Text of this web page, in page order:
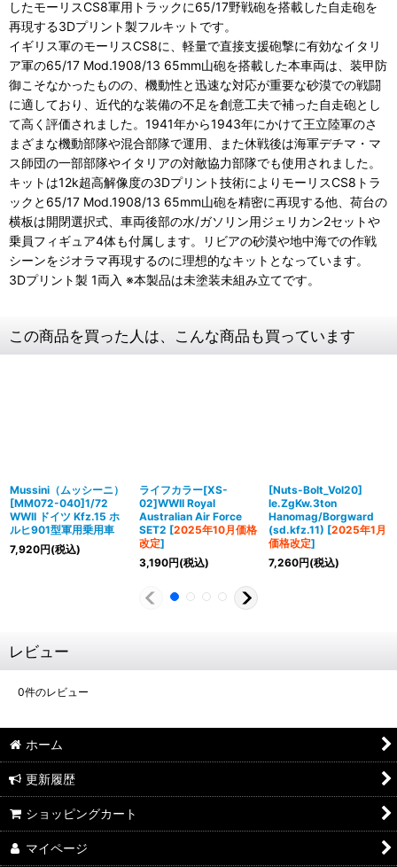
したモーリスCS8軍用トラックに65/17野戦砲を搭載した自走砲を
再現する3Dプリント製フルキットです。
イギリス軍のモーリスCS8に、軽量で直接支援砲撃に有効なイタリ
ア軍の65/17 Mod.1908/13 65mm山砲を搭載した本車両は、装甲防
御こそなかったものの、機動性と迅速な対応が重要な砂漠での戦闘
に適しており、近代的な装備の不足を創意工夫で補った自走砲とし
て高く評価されました。1941年から1943年にかけて王立陸軍のさ
まざまな機動部隊や混合部隊で運用、また休戦後は海軍デチマ・マ
ス師団の一部部隊やイタリアの対敵協力部隊でも使用されました。
キットは12k超高解像度の3Dプリント技術によりモーリスCS8トラ
ックと65/17 Mod.1908/13 65mm山砲を精密に再現する他、荷台の
横板は開閉選択式、車両後部の水/ガソリン用ジェリカン2セットや
乗員フィギュア4体も付属します。リビアの砂漠や地中海での作戦
シーンをジオラマ再現するのに理想的なキットとなっています。
3Dプリント製 1両入 ※本製品は未塗装未組み立てです。
この商品を買った人は、こんな商品も買っています
Mussini（ムッシーニ）
[MM072-040]1/72
WWII ドイツ Kfz.15 ホ
ルヒ901型軍用乗用車
7,920円(税込)
ライフカラー[XS-
02]WWII Royal
Australian Air Force
SET2 [2025年10月価格
改定]
3,190円(税込)
[Nuts-Bolt_Vol20]
le.ZgKw.3ton
Hanomag/Borgward
(sd.kfz.11) [2025年1月
価格改定]
7,260円(税込)
レビュー
0件のレビュー
ホーム
更新履歴
ショッピングカート
マイページ